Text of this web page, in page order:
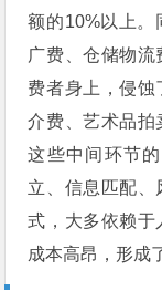
额的10%以上。
广费、仓储物流
费者身上，侵蚀
介费、艺术品
这些中间环节
立、信息匹配、
式，大多依赖于
成本高昂，形成